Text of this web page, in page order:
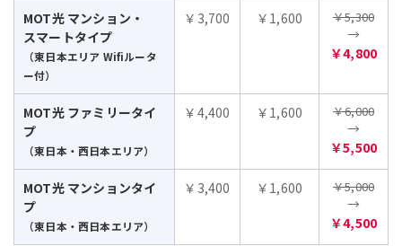
MOT光 マンション・
スマートタイプ
（東日本エリア Wifiルータ
ー付）
￥3,700 ￥1,600 ￥5,300
→
￥4,800
MOT光 ファミリータイ
プ
（東日本・西日本エリア）
￥4,400 ￥1,600 ￥6,000
→
￥5,500
MOT光 マンションタイ
プ
（東日本・西日本エリア）
￥3,400 ￥1,600 ￥5,000
→
￥4,500